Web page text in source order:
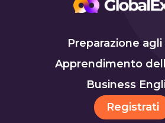
Preparazione
Apprendimento
Business
Registrati